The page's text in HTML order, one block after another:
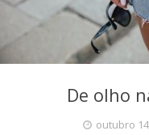
De olho
outubro